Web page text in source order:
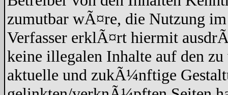
zumutbar wÃ¤re, die Nutzung
Verfasser erklÃ¤rt hiermit
keine illegalen Inhalte auf den
aktuelle und zukÃ¼nftige